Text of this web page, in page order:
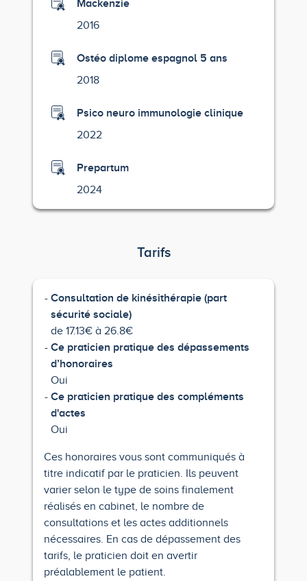
Mackenzie
2016
Ostéo diplome espagnol 5 ans
2018
Psico neuro immunologie clinique
2022
Prepartum
2024
Tarifs
Consultation de kinésithérapie (part
sécurité sociale)
de 17.13€ à 26.8€
Ce praticien pratique des dépassements
d’honoraires
Oui
Ce praticien pratique des compléments
d'actes
Oui
Ces honoraires vous sont communiqués à
titre indicatif par le praticien. Ils peuvent
varier selon le type de soins finalement
réalisés en cabinet, le nombre de
consultations et les actes additionnels
nécessaires. En cas de dépassement des
tarifs, le praticien doit en avertir
préalablement le patient.